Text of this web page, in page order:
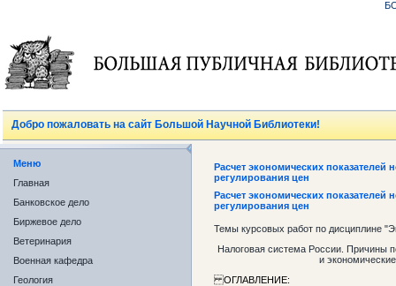
Добро пожаловать на сайт Большой Научной Библиотеки!
Меню
Главная
Банковское дело
Биржевое дело
Ветеринария
Военная кафедра
Геология
Расчет экономических
регулирования цен
Расчет экономических
регулирования цен
Темы курсовых работ по дисциплине
Налоговая система России. Причины
и
ОГЛАВЛЕНИЕ: